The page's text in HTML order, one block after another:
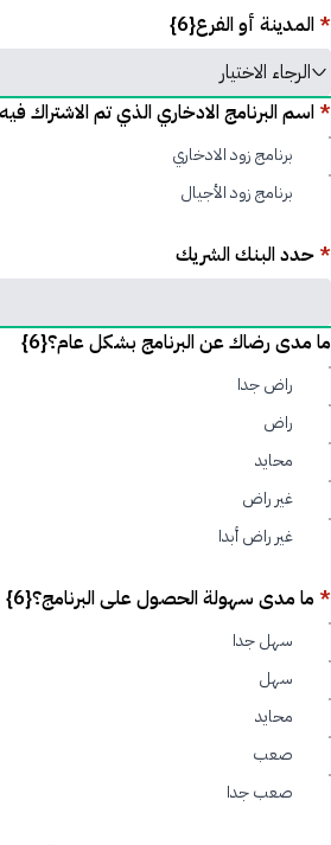
* المدينة أو الفرع{6}
الرجاء الاختيار
* اسم البرنامج الادخاري الذي تم الاشتراك
برنامج زود الادخاري
برنامج زود الأجيال
* حدد البنك الشريك
ما مدى رضاك عن البرنامج بشكل عام؟{6}
راض جدا
راض
محايد
غير راض
غير راض أبدا
* ما مدى سهولة الحصول على البرنامج؟{6}
سهل جدا
سهل
محايد
صعب
صعب جدا